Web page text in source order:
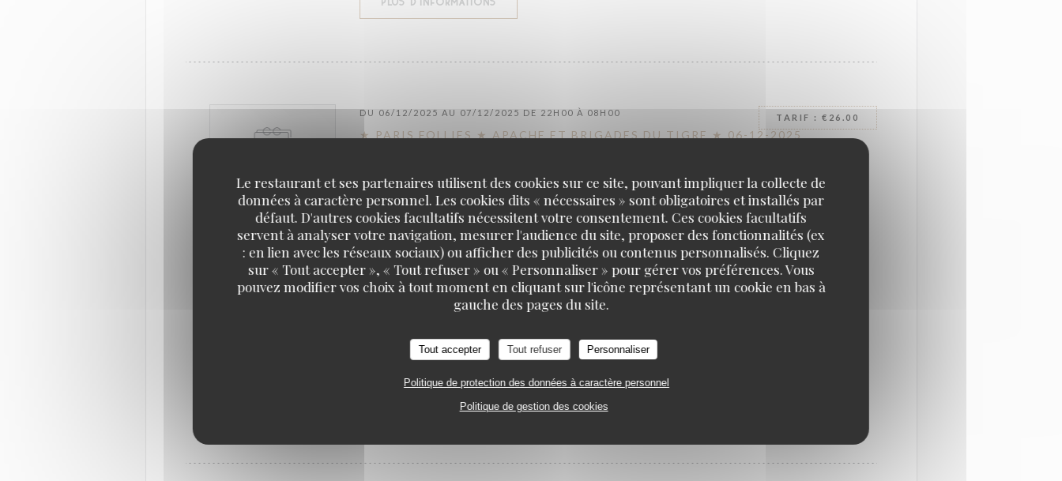
Le restaurant et ses partenaires utilisent des cookies sur ce site, pouvant impliquer la collecte de
données à caractère personnel. Les cookies dits « nécessaires » sont obligatoires et installés par
défaut. D'autres cookies facultatifs nécessitent votre consentement. Ces cookies facultatifs
servent à analyser votre navigation, mesurer l'audience du site, proposer des fonctionnalités (ex
: en lien avec les réseaux sociaux) ou afficher des publicités ou contenus personnalisés. Cliquez
sur « Tout accepter », « Tout refuser » ou « Personnaliser » pour gérer vos préférences. Vous
pouvez modifier vos choix à tout moment en cliquant sur l'icône représentant un cookie en bas à
gauche des pages du site.
Tout accepter Tout refuser Personnaliser
Politique de protection des données à caractère personnel
Politique de gestion des cookies
PLUS D'INFORMATIONS
DU 06/12/2025 AU 07/12/2025 DE 22H00 À 08H00
★ PARIS FOLLIES ★ APACHE ET BRIGADES DU TIGRE ★ 06-12-2025
TARIF : €26.00
✨ PARIS FOLLIES AU DANCING DE LA COUPOLE – SAMEDI 06 DÉCEMBRE 2025 ✨
THÈME : APACHES & BRIGADES DU TIGRE
Plongez dans le Paris des années 1900–1930 : un univers de mystère, d’élégance et
d’enquêtes, entre apaches audacieux, policiers légendaires et ambiance sulfureuse.
décembre : tensions, glamour, frissons et allure…
PLUS D'INFORMATIONS((OUVRE UNE NOUVELLE FENÊTRE))